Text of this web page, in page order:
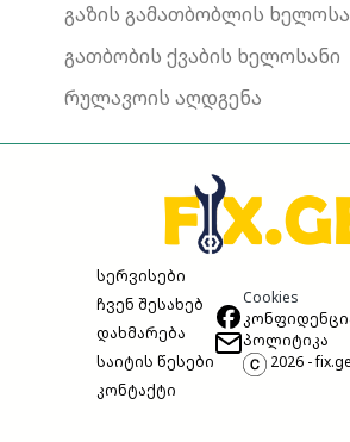
გაზის გამათბობლის
გათბობის ქვაბის ხელოსანი
რულავოის აღდგენა
სერვისები
ჩვენ შესახებ
დახმარება
საიტის წესები
კონტაქტი
Cookies
პოლიტიკა
2026 - fix.ge